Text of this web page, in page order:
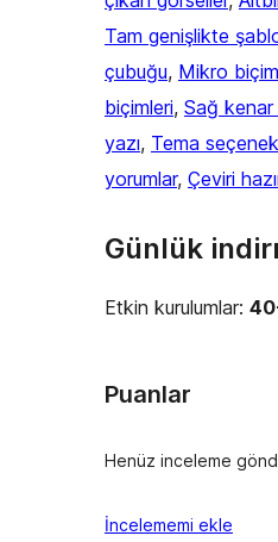
Tam genişlikte
çubuğu, Mikro
biçimleri, Sağ kenar
yazı, Tema
yorumlar, Çeviri
Günlük
Etkin kurulumlar:
Puanlar
Henüz inceleme
İncelememi ekle